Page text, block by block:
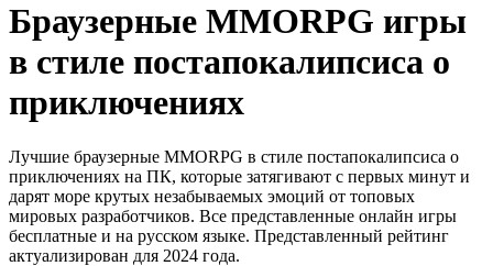
Браузерные MMORPG игры
в стиле постапокалипсиса о
приключениях
Лучшие браузерные MMORPG в стиле постапокалипсиса о
приключениях на ПК, которые затягивают с первых минут и
дарят море крутых незабываемых эмоций от топовых
мировых разработчиков. Все представленные онлайн игры
бесплатные и на русском языке. Представленный рейтинг
актуализирован для 2024 года.